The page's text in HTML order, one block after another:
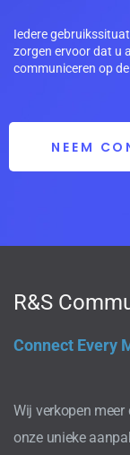
Iedere
zorgen ervoor dat u
communiceren op
NEEM
R&S
Connect Every
Wij verkopen
onze unieke